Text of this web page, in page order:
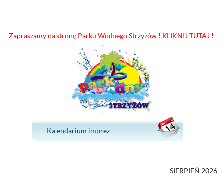
wpisach
Zapraszamy na stronę Parku Wodnego Strzyżów ! KLIKNIJ TUTAJ !
Kalendarium imprez
SIERPIEŃ 2026